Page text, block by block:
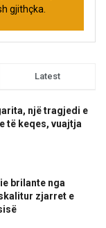
gjithçka.
Latest
një tragjedi e
të keqes, vuajtja
brilante nga
zjarret e